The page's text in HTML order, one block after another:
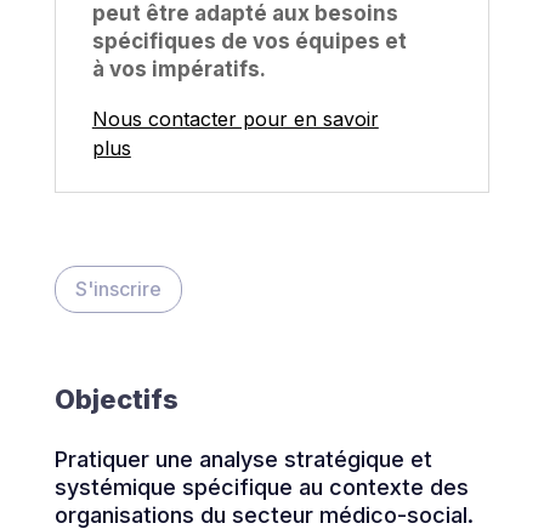
peut être adapté aux besoins
spécifiques de vos équipes et
à vos impératifs.
Nous contacter pour en savoir
plus
S'inscrire
Objectifs
Pratiquer une analyse stratégique et
systémique spécifique au contexte des
organisations du secteur médico-social.